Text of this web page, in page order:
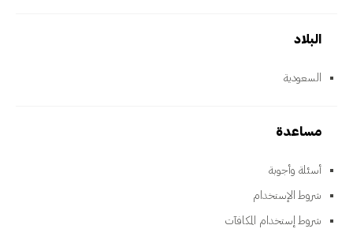
البلاد
السعودية
مساعدة
أسئلة وأجوبة
شروط الإستخدام
شروط إستخدام المكافآت